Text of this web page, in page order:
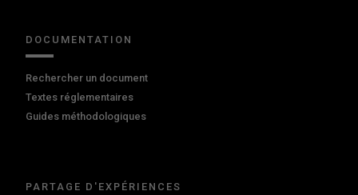
DOCUMENTATION
Rechercher un document
Textes réglementaires
Guides méthodologiques
PARTAGE D'EXPÉRIENCES